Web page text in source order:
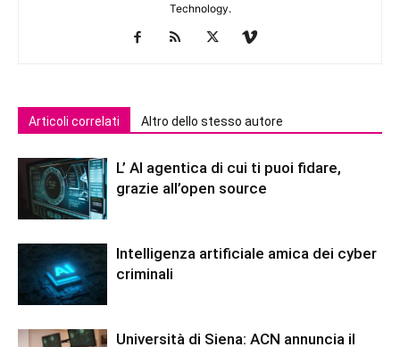
Technology.
Articoli correlati Altro dello stesso autore
L’ AI agentica di cui ti puoi fidare,
grazie all’open source
Intelligenza artificiale amica dei cyber
criminali
Università di Siena: ACN annuncia il